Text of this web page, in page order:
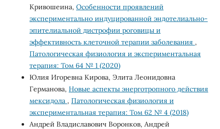
Кривошеина, Особенности проявлений
экспериментально индуцированной эндотелиально-
эпителиальной дистрофии роговицы и
эффективность клеточной терапии заболевания ,
Патологическая физиология и экспериментальная
терапия: Том 64 № 1 (2020)
Юлия Игоревна Кирова, Элита Леонидовна
Германова, Новые аспекты энерготропного действия
мексидола , Патологическая физиология и
экспериментальная терапия: Том 62 № 4 (2018)
Андрей Владиславович Воронков, Андрей